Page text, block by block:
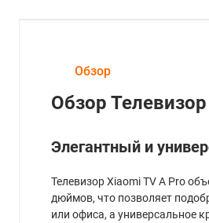
Обзор
Обзор
Элегантный и
Телевизор Xiaomi TV A Pro
дюймов, что позволяет
или офиса, а универсальное